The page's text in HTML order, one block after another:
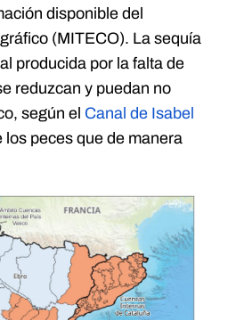
disponible del
(MITECO). La sequía
producida por la falta de
reduzcan y puedan no
según el Canal de Isabel
los peces que de manera